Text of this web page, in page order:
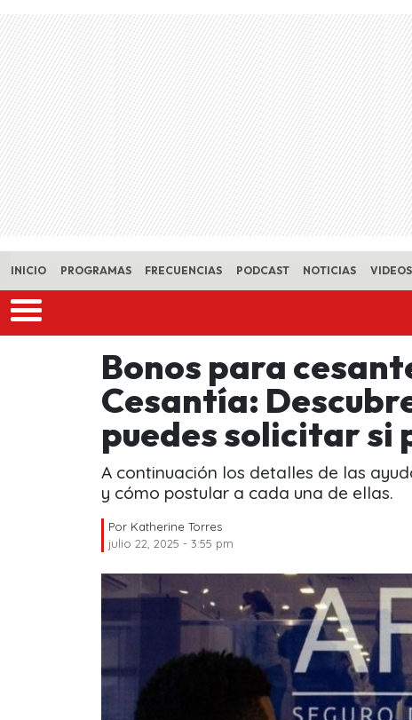
Skip to main content
INICIO PROGRAMAS FRECUENCIAS PODCAST NOTICIAS VIDEOS
Bonos para
Cesantía:
puedes solicitar si
A continuación los detalles de las
y cómo postular a cada una de ellas.
Por Katherine Torres
julio 22, 2025 - 3:55 pm